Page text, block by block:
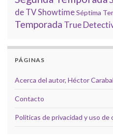
de TVShowtimeSéptima
Temporada True
PÁGINAS
Acerca del autor, Héctor
Contacto
Políticas de privacidad y uso de